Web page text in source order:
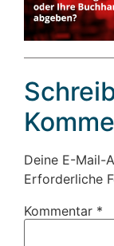
Deine E-Mail-
Erforderliche
Kommentar *